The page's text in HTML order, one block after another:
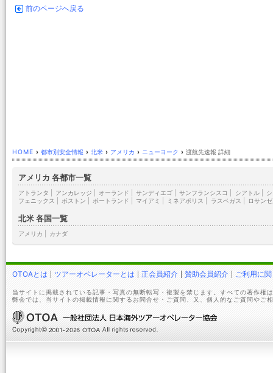
前のページへ戻る
HOME › 都市別安全情報 › 北米 › アメリカ › ニューヨーク › 渡航先速報 詳細
アメリカ 各都市一覧
アトランタ アンカレッジ オーランド サンディエゴ サンフランシスコ シアトル|
フェニックス
ボストン ポートランド マイアミ ミネアポリス ラスベガス ロサン
北米 各国一覧
アメリカ カナダ
OTOAとは ツアーオペレーターとは 正会員紹介 賛助会員紹介 ご利用に
当サイトに掲載されている記事・写真の無断転写・複製を禁じます。すべての著作権
弊会では、当サイトの掲載情報に関するお問合せ・ご質問、又、個人的なご質問やご